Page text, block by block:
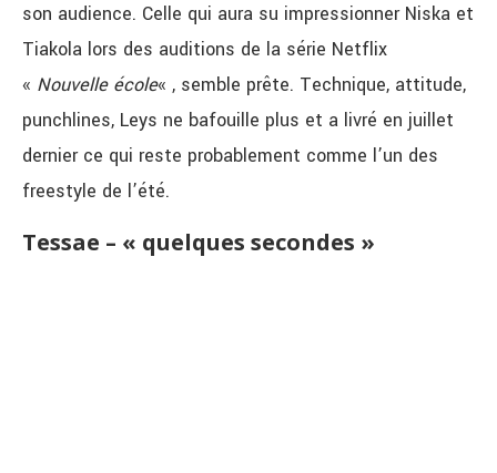
son audience. Celle qui aura su impressionner Niska et
Tiakola lors des auditions de la série Netflix
« Nouvelle école« , semble prête. Technique, attitude,
punchlines, Leys ne bafouille plus et a livré en juillet
dernier ce qui reste probablement comme l’un des
freestyle de l’été.
Tessae – « quelques secondes »